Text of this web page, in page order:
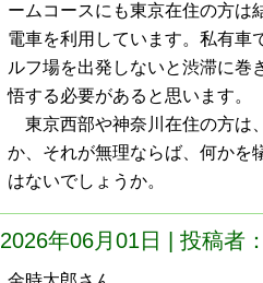
ームコースにも東京在住の方は
電車を利用しています。私有車
ルフ場を出発しないと渋滞に巻
悟する必要があると思います。
東京西部や神奈川在住の方は
か、それが無理ならば、何かを
はないでしょうか。
2026年06月01日 | 投稿者